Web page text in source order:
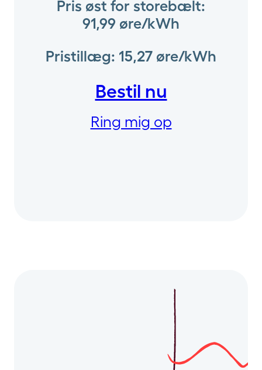
Pris øst for storebælt:
91,99 øre/kWh
Pristillæg: 15,27 øre/kWh
Bestil nu
Ring mig op